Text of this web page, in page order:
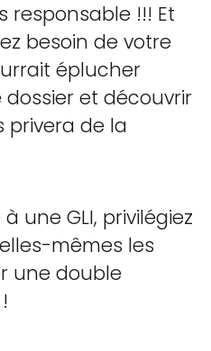
responsable !!! Et
besoin de votre
éplucher
et découvrir
privera de la
une GLI, privilégiez
mêmes les
une double